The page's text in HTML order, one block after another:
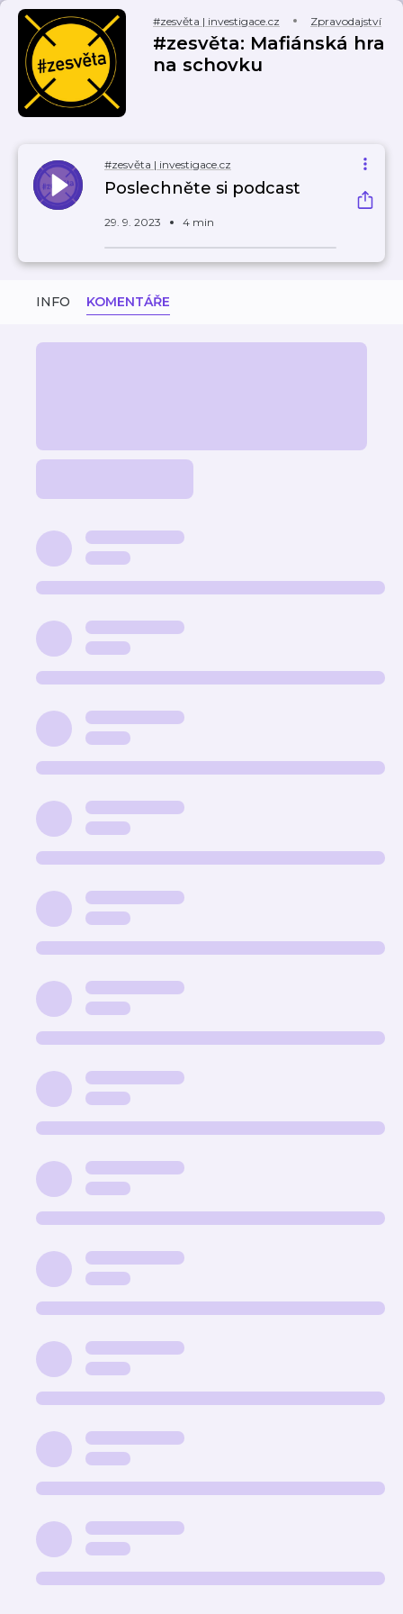
#zesvěta | investigace.cz Zpravodajství
#zesvěta: Mafiánská hra
na schovku
#zesvěta | investigace.cz
Poslechněte si podcast
29. 9. 2023 4 min
INFO KOMENTÁŘE